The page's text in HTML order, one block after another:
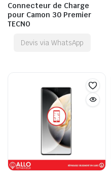
Connecteur de Charge
pour Camon 30 Premier
TECNO
Devis via WhatsApp